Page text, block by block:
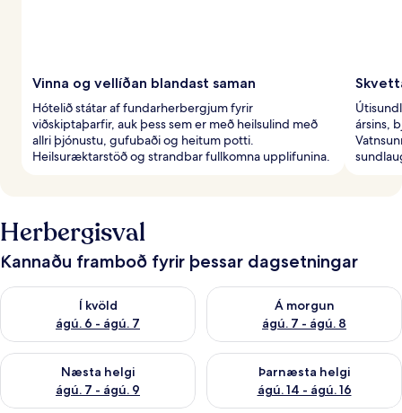
Vinna og vellíðan blandast saman
Hótelið státar af fundarherbergjum fyrir
viðskiptaþarfir, auk þess sem er með heilsulind með
allri þjónustu, gufubaði og heitum potti.
Heilsuræktarstöð og strandbar fullkomna upplifunina.
ársins,
Herbergisval
Kannaðu framboð fyrir þessar dagsetningar
Í kvöld
ágú. 6 - ágú. 7
Athuga framboð í kvöld ágú. 6 - ágú. 7
Á morgun
ágú. 7 - ágú. 8
Athuga framboð á morgun
Næsta helgi
ágú. 7 - ágú. 9
Athuga framboð næstu helgi ágú. 7 - ágú. 9
Þarnæsta helgi
ágú. 14 - ágú. 16
Athuga framboð þarnæstu